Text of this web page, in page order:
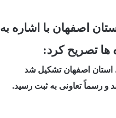
اصفهان با اشاره به
ها تصریح کرد:
اصفهان تشکیل شد
و رسماً تعاونی به ثبت رسید.